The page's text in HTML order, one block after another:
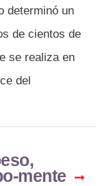
determinó un
de cientos de
se realiza en
del
mente